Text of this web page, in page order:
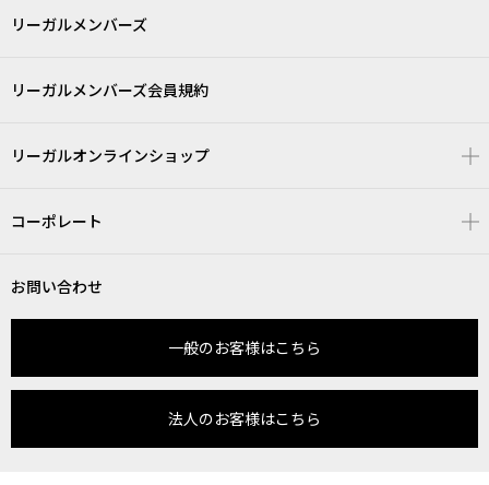
リーガルメンバーズ
リーガルメンバーズ会員規約
リーガルオンラインショップ
コーポレート
お問い合わせ
一般のお客様はこちら
法人のお客様はこちら